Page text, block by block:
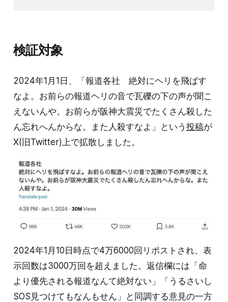
検証対象
2024年1月1日、「報道各社 絶対にヘリを飛ばす
なよ。お前らの報道ヘリの音で瓦礫の下の声が聞こ
えないんや。お前らが阪神大震災でたくさん殺した
ん忘れへんからな。また人殺すなよ」という 投稿が
X(旧Twitter)上で拡散しました。
2024年1月10日時点で4万6000回リポストされ、表
示回数は3000万回を超えました。返信欄には「命
より優先される報道なんて絶対ない」「うるさいし
SOS見つけてもなんもせん」と同調する意見の一方